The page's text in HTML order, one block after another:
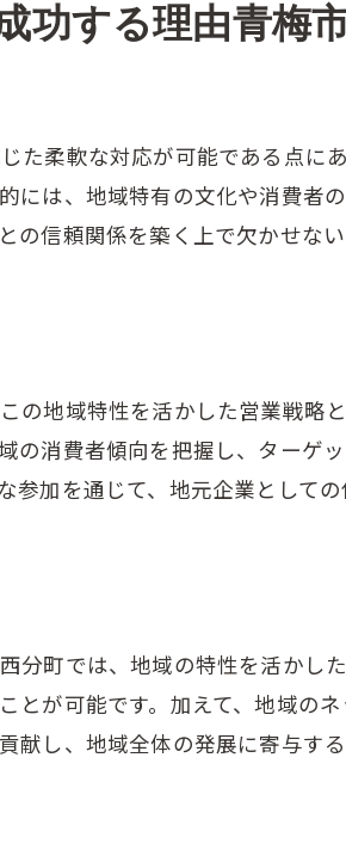
用する方法
サポート
重要性
ケットリサーチ
開発の秘訣
サポートの活用法
な導入
ズム
析
拡張
顧客対応術
略
例
功する理由青梅
柔軟な対応が可能である点に
は、地域特有の文化や消費者の
の信頼関係を築く上で欠かせな
の地域特性を活かした営業戦略
の消費者傾向を把握し、ターゲ
加を通じて、地元企業として
分町では、地域の特性を活かし
が可能です。加えて、地域の
し、地域全体の発展に寄与する